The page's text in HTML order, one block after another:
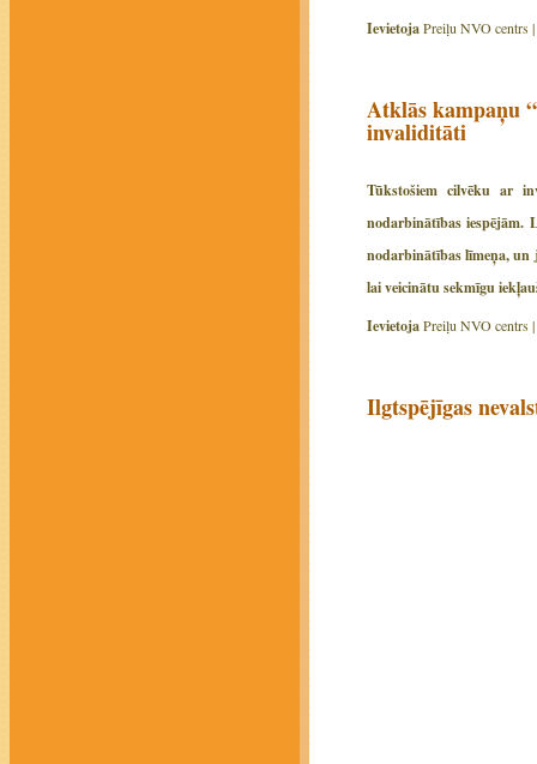
IevietojaPreiļu NVO centrs |
Atklās kampaņu
invaliditāti
Tūkstošiem cilvēku ar
nodarbinātības
nodarbinātības līmeņa, un
lai veicinātu sekmīgu
IevietojaPreiļu NVO centrs |
Ilgtspējīgas